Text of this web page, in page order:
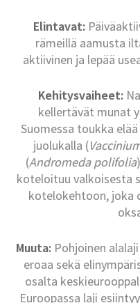
Elintavat:
rämeillä aamusta
aktiivinen ja lepää
Kehitysvaiheet:
kellertävät munat
Suomessa toukka
juolukalla (
(Andromeda polifolia
koteloituu valkoisesta
kotelokehtoon, joka
Muuta: Pohjoinen alalaji
eroaa sekä
osalta
Euroopassa laji